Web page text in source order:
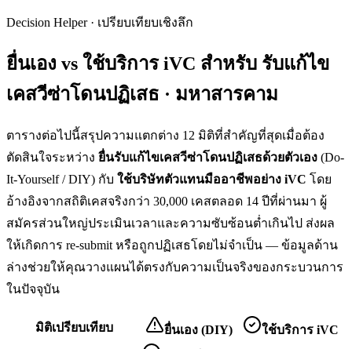
Decision Helper · เปรียบเทียบเชิงลึก
ยื่นเอง vs ใช้บริการ iVC สำหรับ รับแก้ไข
เคสวีซ่าโดนปฏิเสธ · มหาสารคาม
ตารางต่อไปนี้สรุปความแตกต่าง 12 มิติที่สำคัญที่สุดเมื่อต้อง
ตัดสินใจระหว่าง ยื่นรับแก้ไขเคสวีซ่าโดนปฏิเสธด้วยตัวเอง (Do-
It-Yourself / DIY) กับ ใช้บริษัทตัวแทนมืออาชีพอย่าง iVC โดย
อ้างอิงจากสถิติเคสจริงกว่า 30,000 เคสตลอด 14 ปีที่ผ่านมา ผู้
สมัครส่วนใหญ่ประเมินเวลาและความซับซ้อนต่ำเกินไป ส่งผล
ให้เกิดการ re-submit หรือถูกปฏิเสธโดยไม่จำเป็น — ข้อมูลด้าน
ล่างช่วยให้คุณวางแผนได้ตรงกับความเป็นจริงของกระบวนการ
ในปัจจุบัน
มิติเปรียบเทียบ ยื่นเอง (DIY) ใช้บริการ iVC